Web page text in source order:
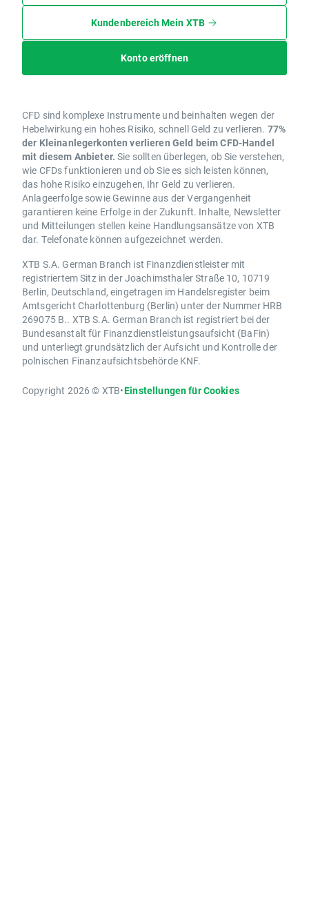
Kundenbereich Mein XTB
Konto eröffnen
CFD sind komplexe Instrumente und beinhalten wegen der
Hebelwirkung ein hohes Risiko, schnell Geld zu verlieren. 77%
der Kleinanlegerkonten verlieren Geld beim CFD-Handel
mit diesem Anbieter. Sie sollten überlegen, ob Sie verstehen,
wie CFDs funktionieren und ob Sie es sich leisten können,
das hohe Risiko einzugehen, Ihr Geld zu verlieren.
Anlageerfolge sowie Gewinne aus der Vergangenheit
garantieren keine Erfolge in der Zukunft. Inhalte, Newsletter
und Mitteilungen stellen keine Handlungsansätze von XTB
dar. Telefonate können aufgezeichnet werden.
XTB S.A. German Branch ist Finanzdienstleister mit
registriertem Sitz in der Joachimsthaler Straße 10, 10719
Berlin, Deutschland, eingetragen im Handelsregister beim
Amtsgericht Charlottenburg (Berlin) unter der Nummer HRB
269075 B.. XTB S.A. German Branch ist registriert bei der
Bundesanstalt für Finanzdienstleistungsaufsicht (BaFin)
und unterliegt grundsätzlich der Aufsicht und Kontrolle der
polnischen Finanzaufsichtsbehörde KNF.
Copyright 2026 © XTB•Einstellungen für Cookies